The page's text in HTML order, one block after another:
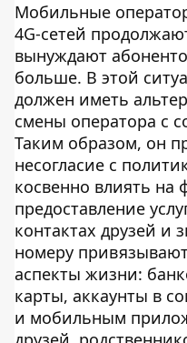
Мобильные
4G-сетей
вынуждают
больше. В этой
должен иметь
смены оператора с
Таким образом, он
несогласие с
косвенно влиять
предоставление
контактах друзей и
номеру
аспекты жизни:
карты, аккаунты в
и мобильным